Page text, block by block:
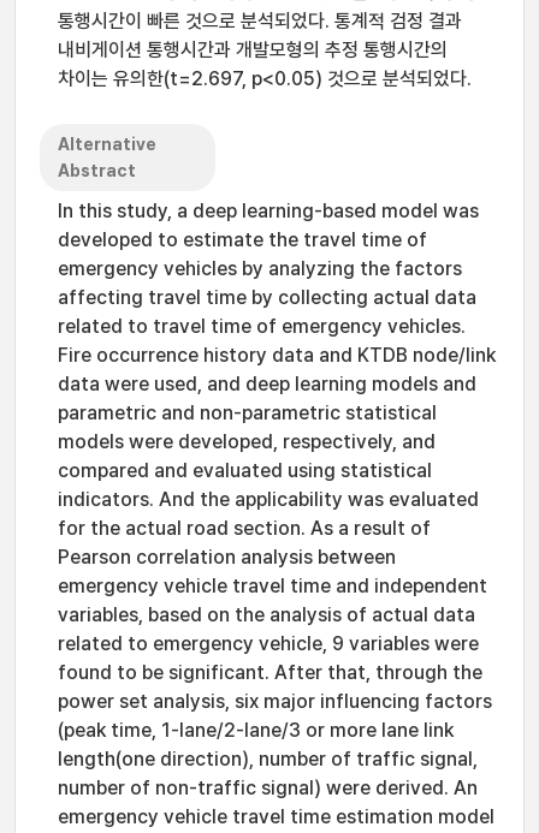
통행시간이 빠른 것으로 분석되었다. 통계적 검정 결과
내비게이션 통행시간과 개발모형의 추정 통행시간의
차이는 유의한(t=2.697, p<0.05) 것으로 분석되었다.
Alternative
Abstract
In this study, a deep learning-based model was
developed to estimate the travel time of
emergency vehicles by analyzing the factors
affecting travel time by collecting actual data
related to travel time of emergency vehicles.
Fire occurrence history data and KTDB node/link
data were used, and deep learning models and
parametric and non-parametric statistical
models were developed, respectively, and
compared and evaluated using statistical
indicators. And the applicability was evaluated
for the actual road section. As a result of
Pearson correlation analysis between
emergency vehicle travel time and independent
variables, based on the analysis of actual data
related to emergency vehicle, 9 variables were
found to be significant. After that, through the
power set analysis, six major influencing factors
(peak time, 1-lane/2-lane/3 or more lane link
length(one direction), number of traffic signal,
number of non-traffic signal) were derived. An
emergency vehicle travel time estimation model